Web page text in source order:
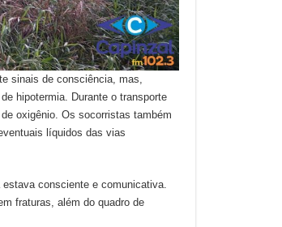
sinais de consciência, mas,
hipotermia. Durante o transporte
oxigênio. Os socorristas também
líquidos das vias
consciente e comunicativa.
fraturas, além do quadro de